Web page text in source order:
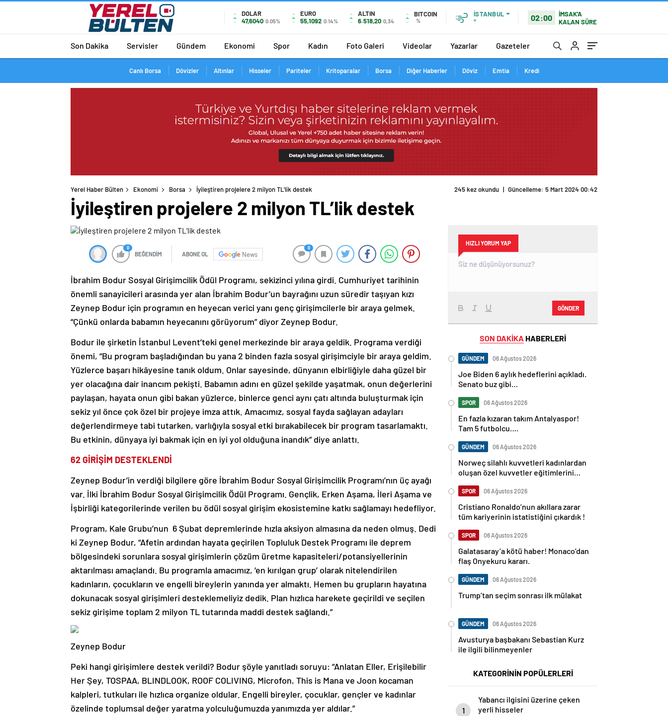
DOLAR
47,6040 0.05%
EURO
55,1092 0.14%
ALTIN
6.518,20 0,34
BITCOIN
%
İSTANBUL
°
02:00
İMSAK'A
KALAN SÜRE
Son Dakika Servisler Gündem Ekonomi Spor Kadın Foto Galeri Videolar Yazarlar Gazeteler
Canlı Borsa Dövizler Altınlar Hisseler Pariteler Kritoparalar Borsa Diğer Haberler Döviz Emtia Kredi
Yerel Haber Bülten Ekonomi Borsa İyileştiren projelere 2 milyon TL’lik destek 245 kez okundu | Güncelleme: 5 Mart 2024 00:42
İyileştiren projelere 2 milyon TL’lik destek
0
BEĞENDİM ABONE OL News
0
İbrahim Bodur Sosyal Girişimcilik Ödül Programı, sekizinci yılına girdi. Cumhuriyet tarihinin
önemli sanayicileri arasında yer alan İbrahim Bodur’un bayrağını uzun süredir taşıyan kızı
Zeynep Bodur için programın en heyecan verici yanı genç girişimcilerle bir araya gelmek.
“Çünkü onlarda babamın heyecanını görüyorum” diyor Zeynep Bodur.
Bodur ile şirketin İstanbul Levent’teki genel merkezinde bir araya geldik. Programa verdiği
önemi, “Bu program başladığından bu yana 2 binden fazla sosyal girişimciyle bir araya geldim.
Yüzlerce başarı hikâyesine tanık oldum. Onlar sayesinde, dünyanın elbirliğiyle daha güzel bir
yer olacağına dair inancım pekişti. Babamın adını en güzel şekilde yaşatmak, onun değerlerini
paylaşan, hayata onun gibi bakan yüzlerce, binlerce genci aynı çatı altında buluşturmak için
sekiz yıl önce çok özel bir projeye imza attık. Amacımız, sosyal fayda sağlayan adayları
değerlendirmeye tabi tutarken, varlığıyla sosyal etki bırakabilecek bir program tasarlamaktı.
Bu etkinin, dünyaya iyi bakmak için en iyi yol olduğuna inandık” diye anlattı.
62 GİRİŞİM DESTEKLENDİ
Zeynep Bodur’in verdiği bilgilere göre İbrahim Bodur Sosyal Girişimcilik Programı’nın üç ayağı
var. İlki İbrahim Bodur Sosyal Girişimcilik Ödül Programı. Gençlik, Erken Aşama, İleri Aşama ve
İşbirliği kategorilerinde verilen bu ödül sosyal girişim ekosistemine katkı sağlamayı hedefliyor.
Program, Kale Grubu’nun 6 Şubat depremlerinde hızla aksiyon almasına da neden olmuş. Dedi
ki Zeynep Bodur, “Afetin ardından hayata geçirilen Topluluk Destek Programı ile deprem
bölgesindeki sorunlara sosyal girişimlerin çözüm üretme kapasiteleri/potansiyellerinin
aktarılması amaçlandı. Bu programla amacımız, ‘en kırılgan grup’ olarak nitelendirilen
kadınların, çocukların ve engelli bireylerin yanında yer almaktı. Hemen bu grupların hayatına
dokunacak sosyal girişimleri desteklemeliyiz dedik. Plan hızlıca harekete geçirildi ve seçilen
sekiz girişime toplam 2 milyon TL tutarında maddi destek sağlandı.”
Zeynep Bodur
Peki hangi girişimlere destek verildi? Bodur şöyle yanıtladı soruyu: “Anlatan Eller, Erişilebilir
Her Şey, TOSPAA, BLINDLOOK, ROOF COLIVING, Microfon, This is Mana ve Joon kocaman
kalpleri, tutkuları ile hızlıca organize oldular. Engelli bireyler, çocuklar, gençler ve kadınlar
özelinde toplumsal değer yaratma yolculuğumuzda yanımızda yer aldılar.”
HIZLI YORUM YAP
GÖNDER
SON DAKİKA HABERLERİ
GÜNDEM 06 Ağustos 2026
Joe Biden 6 aylık hedeflerini açıkladı.
Senato buz gibi…
SPOR 06 Ağustos 2026
En fazla kızaran takım Antalyaspor!
Tam 5 futbolcu….
GÜNDEM 06 Ağustos 2026
Norweç silahlı kuvvetleri kadınlardan
oluşan özel kuvvetler eğitimlerini
SPOR 06 Ağustos 2026
Cristiano Ronaldo’nun akıllara zarar
tüm kariyerinin istatistiğini çıkardık !
SPOR 06 Ağustos 2026
Galatasaray’a kötü haber! Monaco’dan
flaş Onyekuru kararı.
GÜNDEM 06 Ağustos 2026
Trump’tan seçim sonrası ilk mülakat
GÜNDEM 06 Ağustos 2026
Avusturya başbakanı Sebastian Kurz
ile ilgili bilinmeyenler
KATEGORİNİN POPÜLERLERİ
1
Yabancı ilgisini üzerine çeken
yerli hisseler